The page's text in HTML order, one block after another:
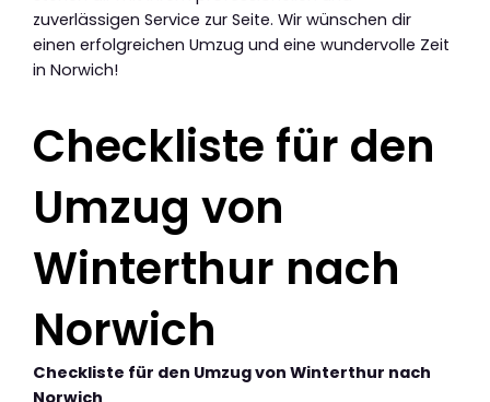
zuverlässigen Service zur Seite. Wir wünschen dir
einen erfolgreichen Umzug und eine wundervolle Zeit
in Norwich!
Checkliste für den
Umzug von
Winterthur nach
Norwich
Checkliste für den Umzug von Winterthur nach